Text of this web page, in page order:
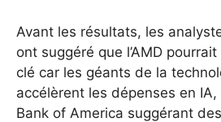
Avant les résultats, les
ont suggéré que l’AMD
clé car les géants de la
accélèrent les dépenses en
Bank of America suggérant